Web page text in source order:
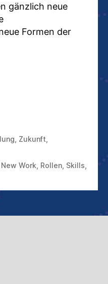
gänzlich neue
Formen der
Zukunft
New Work Rollen Skills